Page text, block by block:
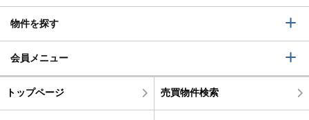
物件を探す
会員メニュー
トップページ 売買物件検索